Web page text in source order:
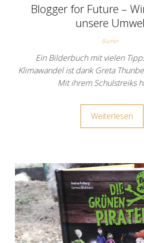
Blogger for Future –
unsere
Bücher
Ein Bilderbuch mit vielen
Klimawandel ist dank Greta
Mit ihrem Schulstreiks
Weiterlesen